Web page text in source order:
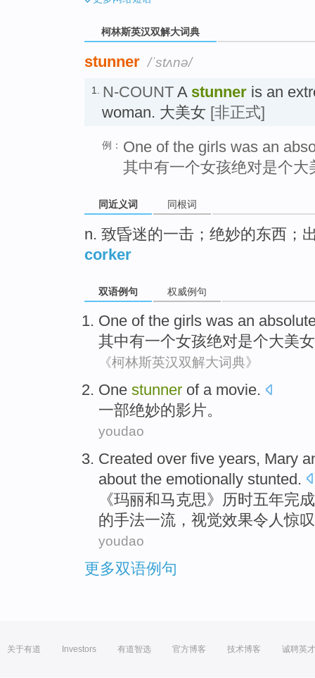
柯林斯英汉双解大词典
stunner /ˈstʌnə/
1. N-COUNT A stunner is an
woman. 大美女 [非正式]
例： One of the girls was an
其中有一个女孩绝对是个大
同近义词 同根词
n. 致昏迷的一击；绝妙的东西；
corker
双语例句 权威例句
One of the girls was an
其中有一个女孩绝对是个大美
《柯林斯英汉双解大词典》
One stunner of a movie.
一部绝妙的影片。
youdao
Created over five years, Mary
about the emotionally stunted.
《玛丽和马克思》历时五年完
的手法一流， 视觉效果令人惊
youdao
更多双语例句
关于有道 Investors 有道智选 官方博客 技术博客 诚聘英才